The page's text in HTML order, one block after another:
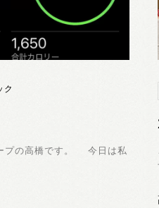
ク
プの高橋です。 今日は私